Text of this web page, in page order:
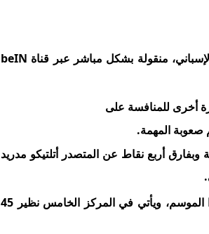
ستكون مباراة برشلونة وريال سوسيداد، اليوم الأحد، في الدوري الإسباني، منقولة بشكل مباشر عبر قناة beIN
أخرى للمنافسة على
صعوبة المهمة.
الكتالوني حاليًا المركز الثاني في الليجا برصيد 59 نقطة وبفارق أربع نقاط عن المتصدر أتلتيكو مدريد
في الوقت نفسه فإن ريال سوسييداد من أبرز الأندية الإسبانية هذا الموسم، ويأتي في المركز الخامس نظير 45